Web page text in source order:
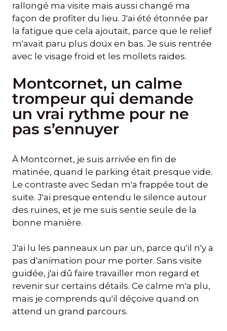
rallongé ma visite mais aussi changé ma
façon de profiter du lieu. J'ai été étonnée par
la fatigue que cela ajoutait, parce que le relief
m'avait paru plus doux en bas. Je suis rentrée
avec le visage froid et les mollets raides.
Montcornet, un calme
trompeur qui demande
un vrai rythme pour ne
pas s’ennuyer
À Montcornet, je suis arrivée en fin de
matinée, quand le parking était presque vide.
Le contraste avec Sedan m'a frappée tout de
suite. J'ai presque entendu le silence autour
des ruines, et je me suis sentie seule de la
bonne manière.
J'ai lu les panneaux un par un, parce qu'il n'y a
pas d'animation pour me porter. Sans visite
guidée, j'ai dû faire travailler mon regard et
revenir sur certains détails. Ce calme m'a plu,
mais je comprends qu'il déçoive quand on
attend un grand parcours.